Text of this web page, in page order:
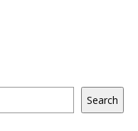
Search